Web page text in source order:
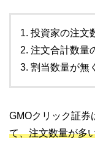
投資家の注文
注文合計数量
割当数量が無
GMOクリック証券
て、注文数量が多